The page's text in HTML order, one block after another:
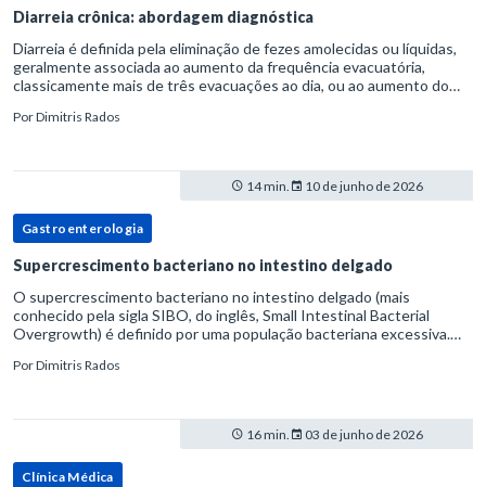
Diarreia crônica: abordagem diagnóstica
Diarreia é definida pela eliminação de fezes amolecidas ou líquidas,
geralmente associada ao aumento da frequência evacuatória,
classicamente mais de três evacuações ao dia, ou ao aumento do
PorDimitris Rados
14 min. 10 de junho de 2026
Gastroenterologia
Supercrescimento bacteriano no intestino delgado
O supercrescimento bacteriano no intestino delgado (mais
conhecido pela sigla SIBO, do inglês, Small Intestinal Bacterial
Overgrowth) é definido por uma população bacteriana excessiva.
PorDimitris Rados
16 min. 03 de junho de 2026
Clínica Médica